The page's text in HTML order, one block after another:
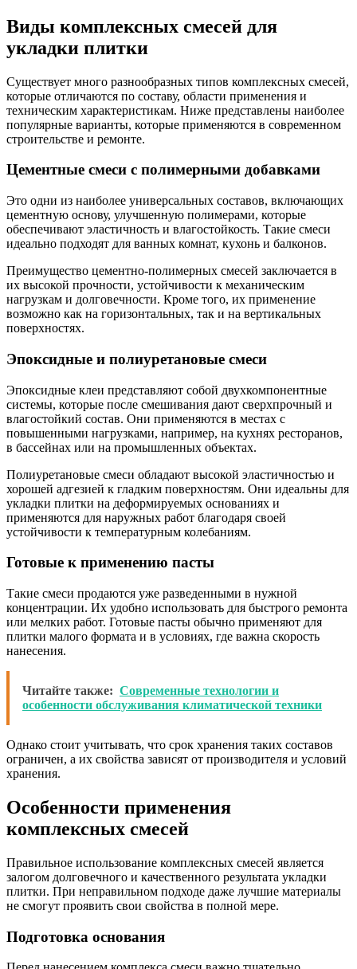
Виды комплексных смесей для
укладки плитки
Существует много разнообразных типов комплексных смесей,
которые отличаются по составу, области применения и
техническим характеристикам. Ниже представлены наиболее
популярные варианты, которые применяются в современном
строительстве и ремонте.
Цементные смеси с полимерными добавками
Это одни из наиболее универсальных составов, включающих
цементную основу, улучшенную полимерами, которые
обеспечивают эластичность и влагостойкость. Такие смеси
идеально подходят для ванных комнат, кухонь и балконов.
Преимущество цементно-полимерных смесей заключается в
их высокой прочности, устойчивости к механическим
нагрузкам и долговечности. Кроме того, их применение
возможно как на горизонтальных, так и на вертикальных
поверхностях.
Эпоксидные и полиуретановые смеси
Эпоксидные клеи представляют собой двухкомпонентные
системы, которые после смешивания дают сверхпрочный и
влагостойкий состав. Они применяются в местах с
повышенными нагрузками, например, на кухнях ресторанов,
в бассейнах или на промышленных объектах.
Полиуретановые смеси обладают высокой эластичностью и
хорошей адгезией к гладким поверхностям. Они идеальны для
укладки плитки на деформируемых основаниях и
применяются для наружных работ благодаря своей
устойчивости к температурным колебаниям.
Готовые к применению пасты
Такие смеси продаются уже разведенными в нужной
концентрации. Их удобно использовать для быстрого ремонта
или мелких работ. Готовые пасты обычно применяют для
плитки малого формата и в условиях, где важна скорость
нанесения.
Читайте также: Современные технологии и
особенности обслуживания климатической техники
Однако стоит учитывать, что срок хранения таких составов
ограничен, а их свойства зависят от производителя и условий
хранения.
Особенности применения
комплексных смесей
Правильное использование комплексных смесей является
залогом долговечного и качественного результата укладки
плитки. При неправильном подходе даже лучшие материалы
не смогут проявить свои свойства в полной мере.
Подготовка основания